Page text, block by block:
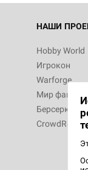
НАШИ
Hobby World
Игрокон
Warforge
Мир
Берсерк